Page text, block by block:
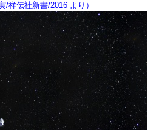
/祥伝社新書/2016 より）